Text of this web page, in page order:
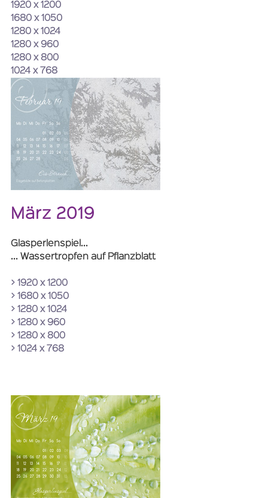
1920 x 1200
1680 x 1050
1280 x 1024
1280 x 960
1280 x 800
1024 x 768
März 2019
Glasperlenspiel...
... Wassertropfen auf Pflanzblatt
> 1920 x 1200
> 1680 x 1050
> 1280 x 1024
> 1280 x 960
> 1280 x 800
> 1024 x 768